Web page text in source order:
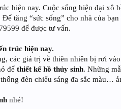
hiện nay. Cuộc sống hiện đại xô
tăng “sức sống” cho nhà của
để được tư vấn.
trúc hiện nay.
các giá trị về thiên nhiên bị rơi
đểthiết kế hồ thủy sinh. Những
đèn chiếu sáng đa sắc màu…
nhé!